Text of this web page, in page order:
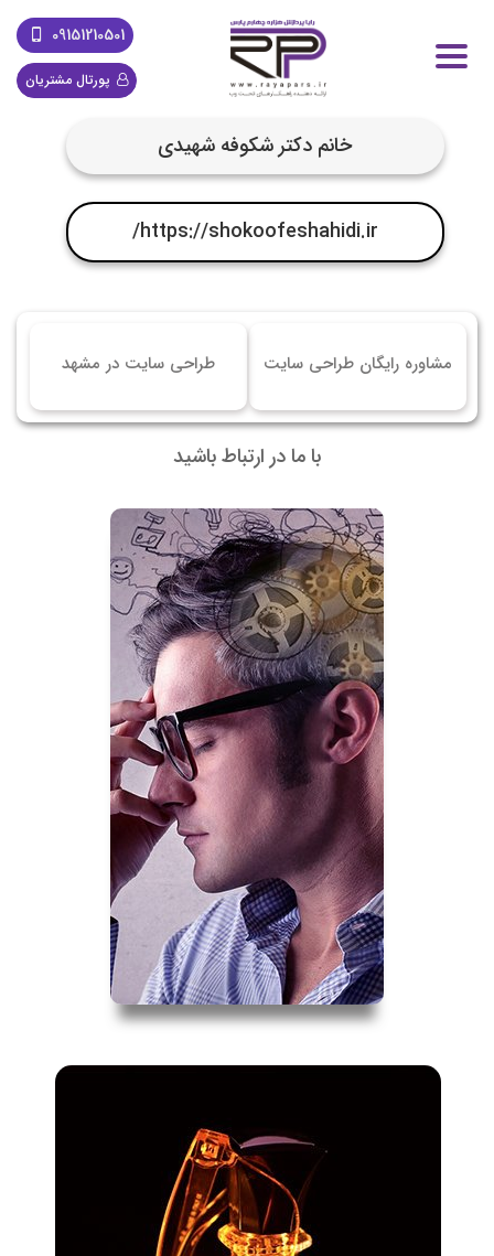
09151210501
پورتال مشتریان
خانم دکتر شکوفه شهیدی
https://shokoofeshahidi.ir/
مشاوره رایگان طراحی سایت طراحی سایت در مشهد
با ما در ارتباط باشید